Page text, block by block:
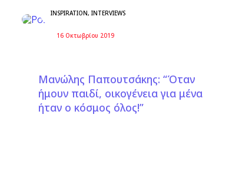
INSPIRATION, INTERVIEWS
16 Οκτωβρίου 2019
Μανώλης Παπουτσάκης: “Όταν
ήμουν παιδί, οικογένεια για μένα
ήταν ο κόσμος όλος!”